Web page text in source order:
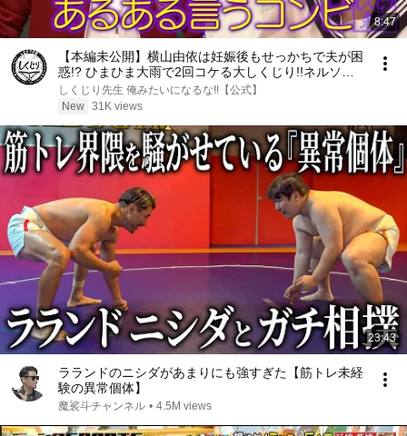
8:47
【本編未公開】横山由依は妊娠後もせっかちで夫が困
惑!? ひまひま大雨で2回コケる大しくじり!!ネルソン
ズ青山はSNSで叩かれる!?
しくじり先生 俺みたいになるな!!【公式】
New 31K views
23:43
ラランドのニシダがあまりにも強すぎた【筋トレ未経
験の異常個体】
魔裟斗チャンネル • 4.5M views